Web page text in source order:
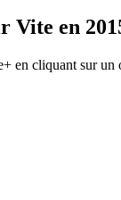
en
cliquant sur